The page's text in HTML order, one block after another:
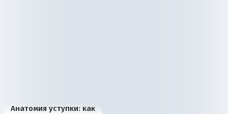
Анатомия уступки: как